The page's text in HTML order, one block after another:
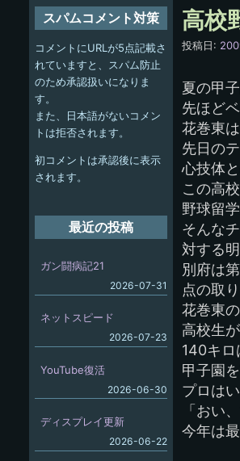
高校
投稿日:
夏の甲
先ほど
花巻東
先日の
心技体
この高
野球留
そんな
対する
別府は
点の取
花巻東
高校生
140キロ
甲子園
プロは
「おい
今年は
スパムコメント対策
コメントにURLが5点記載さ
れていますと、スパム防止
のため承認扱いになりま
す。
また、日本語がないコメン
トは拒否されます。
初コメントは承認後に表示
されます。
最近の投稿
ガン闘病記21
2026-07-31
ネットスピード
2026-07-23
YouTube復活
2026-06-30
ディスプレイ更新
2026-06-22